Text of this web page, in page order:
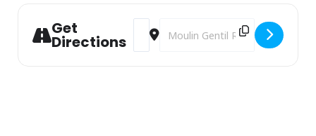
Get
Directions
Address - Tableau d'automne
Destination Address - Tableau